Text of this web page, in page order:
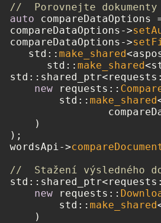
//  Porovnejte
auto
compareDataOptions->
compareDataOptions->
   std::
make_shared
      std::
make_shared
new requests::
        std::
make_shared
    )
);
wordsApi->
//  Stažení výsledného
new requests::
        std::
make_shared
    )